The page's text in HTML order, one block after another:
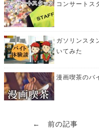
コンサートス
ガソリンスタ
いてみた
漫画喫茶のバ
← 前の記事